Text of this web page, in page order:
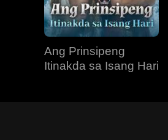
Ang Prinsipeng
Itinakda sa Isang Hari